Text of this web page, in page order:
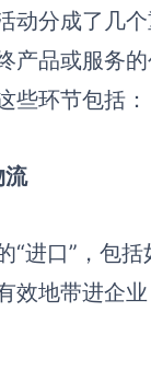
图
图
AI生成
AI生成
AI生成
AI生成胜
AI生成价
动分成了几
产品或服务
些环节包括：
流
“进口”，包
效地带进企